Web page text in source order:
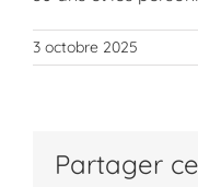
3 octobre 2025
Partager